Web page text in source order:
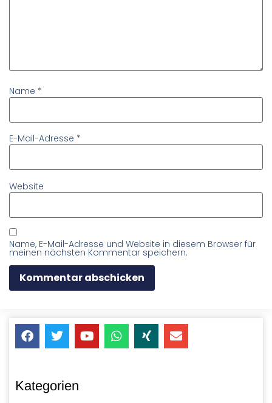
Name *
E-Mail-Adresse *
Website
Name, E-Mail-Adresse und Website in diesem Browser für
meinen nächsten Kommentar speichern.
Kategorien